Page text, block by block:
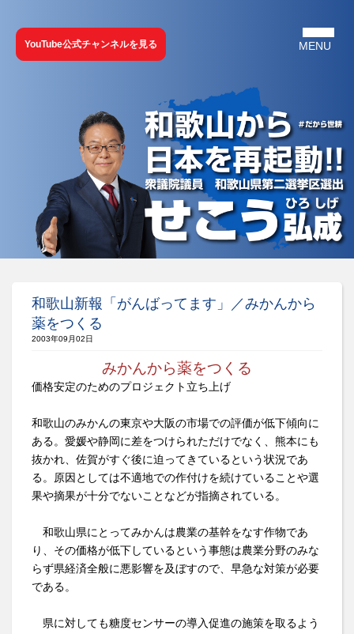
YouTube公式チャンネルを見る
和歌山新報「がんばってます」／みかんから
薬をつくる
2003年09月02日
みかんから薬をつくる
価格安定のためのプロジェクト立ち上げ
和歌山のみかんの東京や大阪の市場での評価が低下傾向に
ある。愛媛や静岡に差をつけられただけでなく、熊本にも
抜かれ、佐賀がすぐ後に迫ってきているという状況であ
る。原因としては不適地での作付けを続けていることや選
果や摘果が十分でないことなどが指摘されている。
和歌山県にとってみかんは農業の基幹をなす作物であ
り、その価格が低下しているという事態は農業分野のみな
らず県経済全般に悪影響を及ぼすので、早急な対策が必要
である。
県に対しても糖度センサーの導入促進の施策を取るよう